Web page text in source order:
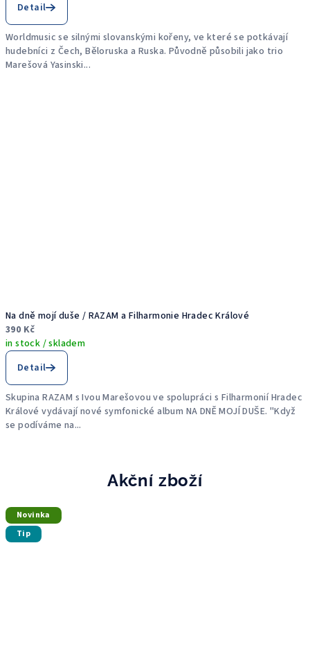
Detail
Worldmusic se silnými slovanskými kořeny, ve které se potkávají
hudebníci z Čech, Běloruska a Ruska. Původně působili jako trio
Marešová Yasinski...
Na dně mojí duše / RAZAM a Filharmonie Hradec Králové
390 Kč
in stock / skladem
Detail
Skupina RAZAM s Ivou Marešovou ve spolupráci s Filharmonií Hradec
Králové vydávají nové symfonické album NA DNĚ MOJÍ DUŠE. "Když
se podíváme na...
Akční zboží
Novinka
Tip